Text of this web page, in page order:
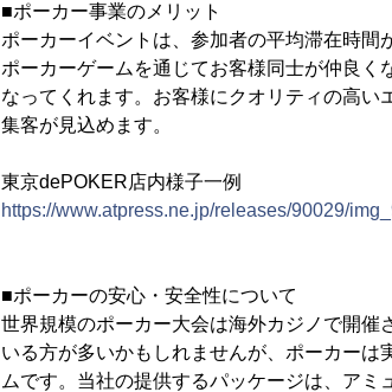
■ポーカー事業のメリット
ポーカーイベントは、参加者の平均滞在時
ポーカーゲームを通じてお客様同士が仲良
なってくれます。お客様にクオリティの高い
集客が見込めます。
東京dePOKER店内様子一例
https://www.atpress.ne.jp/releases/90029/
■ポーカーの安心・安全性について
世界規模のポーカー大会は海外カジノで開催
いる方が多いかもしれませんが、ポーカー
ムです。当社の提供するパッケージは、ア